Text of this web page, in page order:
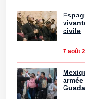
civile
7 août